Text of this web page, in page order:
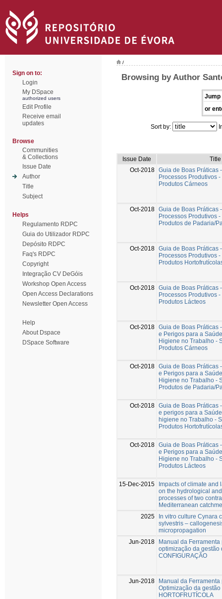
Sign on to:
Login
My DSpace
authorized users
Edit Profile
Receive email
updates
Browse
Communities
& Collections
Issue Date
Author
Title
Subject
Helps
Regulamento RDPC
Guia do Utilizador RDPC
Depósito RDPC
Faq's RDPC
Copyright
Integração CV DeGóis
Workshop Open Access
Open Access Declarations
Newsletter Open Access
Help
About Dspace
DSpace Software
/
Browsing by Author
Jump
or
Sort by:
Issue Date
Title
Oct-2018 Guia de Boas Práticas
Processos Produtivos
Produtos Cárneos
Oct-2018 Guia de Boas Práticas
Processos Produtivos
Produtos de Padaria/
Oct-2018 Guia de Boas Práticas
Processos Produtivos
Produtos
Oct-2018 Guia de Boas Práticas
Processos Produtivos
Produtos Lácteos
Oct-2018 Guia de Boas Práticas
e Perigos para a
Higiene no Trabalho -
Produtos Cárneos
Oct-2018 Guia de Boas Práticas
e Perigos para a
Higiene no Trabalho -
Produtos de Padaria/
Oct-2018 Guia de Boas Práticas
e perigos para a
higiene no Trabalho -
Produtos
Oct-2018 Guia de Boas Práticas
e Perigos para a
Higiene no Trabalho -
Produtos Lácteos
15-Dec-2015
Impacts of climate and
on the hydrological
processes of two
Mediterranean
2025
In vitro culture Cynara
sylvestris –
micropropagation
Jun-2018
Manual da Ferramenta
optimização da gestão
CONFIGURAÇÃO
Jun-2018
Manual da Ferramenta
Optimização da
HORTOFRUTÍCOLA